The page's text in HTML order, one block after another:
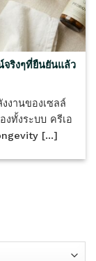
จริงๆที่ยืนยันแล้ว
งานของเซลล์
ทั้งระบบ ครีเอ
[...]